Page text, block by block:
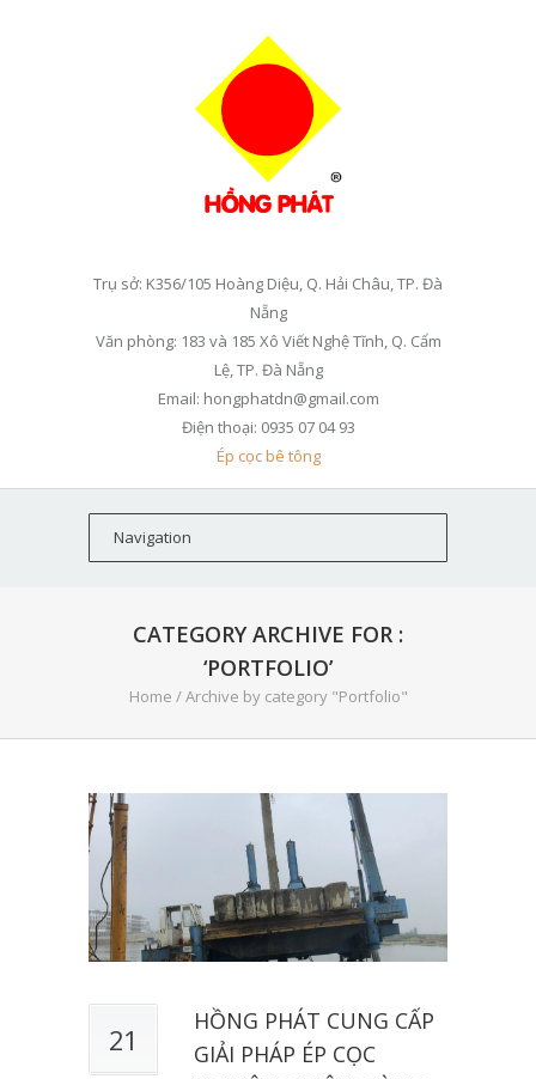
Trụ sở: K356/105 Hoàng Diệu, Q. Hải Châu, TP. Đà
Nẵng
Văn phòng: 183 và 185 Xô Viết Nghệ Tĩnh, Q. Cẩm
Lệ, TP. Đà Nẵng
Email: hongphatdn@gmail.com
Điện thoại: 0935 07 04 93
Ép cọc bê tông
CATEGORY ARCHIVE FOR :
‘PORTFOLIO’
Home /Archive by category "Portfolio"
21
HỒNG PHÁT CUNG CẤP
GIẢI PHÁP ÉP CỌC